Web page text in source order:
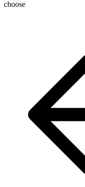
choose